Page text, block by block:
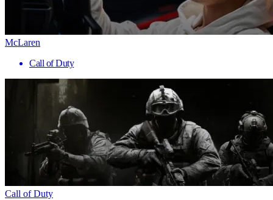
McLaren
Call of Duty
Call of Duty